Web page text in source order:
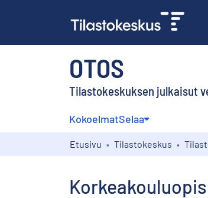
OTOS
Tilastokeskuksen julkaisut
KokoelmatSelaa
Etusivu Tilastokeskus